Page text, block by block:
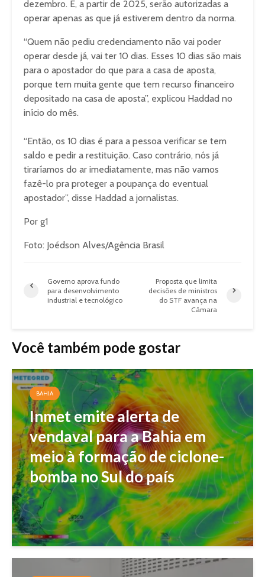
dezembro. E, a partir de 2025, serão autorizadas a
operar apenas as que já estiverem dentro da norma.
“Quem não pediu credenciamento não vai poder
operar desde já, vai ter 10 dias. Esses 10 dias são mais
para o apostador do que para a casa de aposta,
porque tem muita gente que tem recurso financeiro
depositado na casa de aposta”, explicou Haddad no
início do mês.
“Então, os 10 dias é para a pessoa verificar se tem
saldo e pedir a restituição. Caso contrário, nós já
tiraríamos do ar imediatamente, mas não vamos
fazê-lo pra proteger a poupança do eventual
apostador”, disse Haddad a jornalistas.
Por g1
Foto: Joédson Alves/Agência Brasil
Governo aprova fundo
para desenvolvimento
industrial e tecnológico
Proposta que limita
decisões de ministros
do STF avança na
Câmara
Você também pode gostar
BAHIA
Inmet emite alerta de
vendaval para a Bahia em
meio à formação de ciclone-
bomba no Sul do país